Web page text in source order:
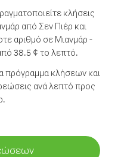
κλήσεις
από Σεν Πιέρ και
αριθμό σε Μιανμάρ -
38.5 ¢ το λεπτό.
πρόγραμμα κλήσεων και
ανά λεπτό προς